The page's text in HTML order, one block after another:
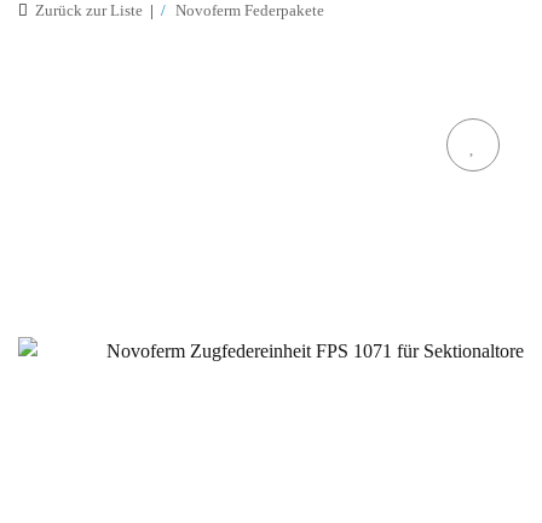
Zurück zur Liste Novoferm Federpakete